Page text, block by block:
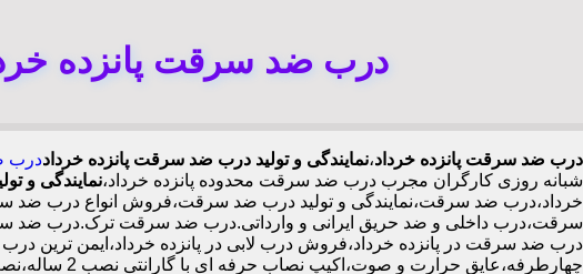
درب ضد سرقت پانزده
درب ضد سرقت پانزده خرداد،نمایندگی و تولید درب ضد سرقت پانزده خرداددرب
شبانه روزی کارگران مجرب درب ضد سرقت محدوده پانزده خرداد،نمایندگی و
خرداد،درب ضد سرقت،نمایندگی و تولید درب ضد سرقت،فروش انواع درب ضد
سرقت،درب داخلی و ضد حریق ایرانی و وارداتی.درب ضد سرقت ترک.درب ضد